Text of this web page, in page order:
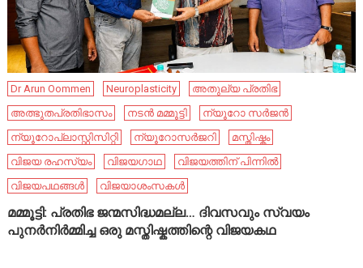
Dr Arun Oommen Neuroplasticity
അതുല്യ പ്രതിഭ
അത്ഭുതപ്രതിഭാസം
നടൻ മമ്മൂട്ടി
ന്യൂറോ സർജൻ
ന്യൂറോപ്ലാസ്റ്റിസിറ്റി
ന്യൂറോസർജറി
മസ്തിഷ്കം
വിജയ രഹസ്യം
വിജയഗാഥ
വിജയത്തിന് പിന്നിൽ
വിജയപഥങ്ങൾ
വിജയാശംസകൾ
മമ്മൂട്ടി: പ്രതിഭ ജന്മസിദ്ധമല്ല… ദിവസവും സ്വയം
പുനർനിർമ്മിച്ച ഒരു മസ്തിഷ്കത്തിന്റെ വിജയകഥ